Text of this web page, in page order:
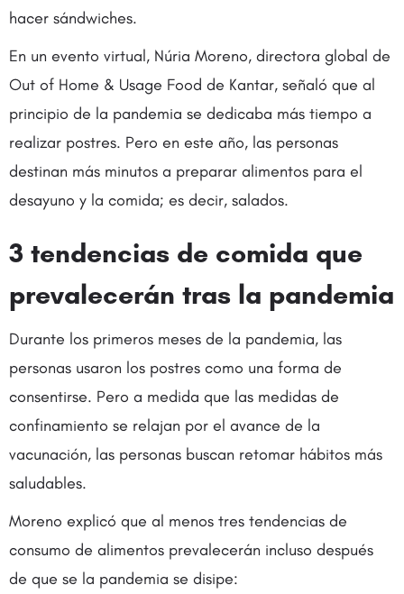
hacer sándwiches.
En un evento virtual, Núria Moreno, directora global de
Out of Home & Usage Food de Kantar, señaló que al
principio de la pandemia se dedicaba más tiempo a
realizar postres. Pero en este año, las personas
destinan más minutos a preparar alimentos para el
desayuno y la comida; es decir, salados.
3 tendencias de comida que
prevalecerán tras la pandemia
Durante los primeros meses de la pandemia, las
personas usaron los postres como una forma de
consentirse. Pero a medida que las medidas de
confinamiento se relajan por el avance de la
vacunación, las personas buscan retomar hábitos más
saludables.
Moreno explicó que al menos tres tendencias de
consumo de alimentos prevalecerán incluso después
de que se la pandemia se disipe: